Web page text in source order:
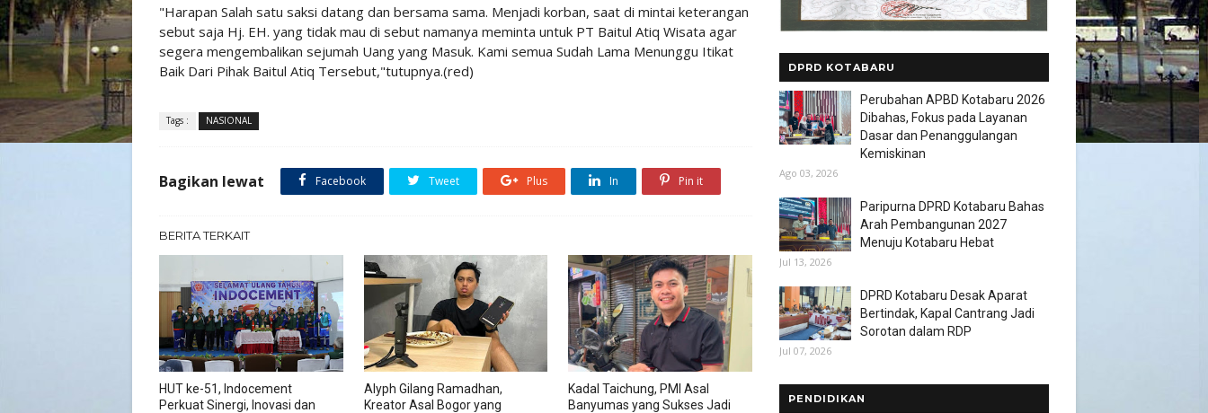
"Harapan Salah satu saksi datang dan bersama sama. Menjadi korban, saat di mintai keterangan
sebut saja Hj. EH. yang tidak mau di sebut namanya meminta untuk PT Baitul Atiq Wisata agar
segera mengembalikan sejumah Uang yang Masuk. Kami semua Sudah Lama Menunggu Itikat
Baik Dari Pihak Baitul Atiq Tersebut,"tutupnya.(red)
Tags : NASIONAL
Bagikan lewat Facebook Tweet Plus In Pin it
BERITA TERKAIT
HUT ke-51, Indocement
Perkuat Sinergi, Inovasi dan
Alyph Gilang Ramadhan,
Kreator Asal Bogor yang
Kadal Taichung, PMI Asal
Banyumas yang Sukses Jadi
DPRD KOTABARU
Perubahan APBD Kotabaru 2026
Dibahas, Fokus pada Layanan
Dasar dan Penanggulangan
Kemiskinan
Ago 03, 2026
Paripurna DPRD Kotabaru Bahas
Arah Pembangunan 2027
Menuju Kotabaru Hebat
Jul 13, 2026
DPRD Kotabaru Desak Aparat
Bertindak, Kapal Cantrang Jadi
Sorotan dalam RDP
Jul 07, 2026
PENDIDIKAN